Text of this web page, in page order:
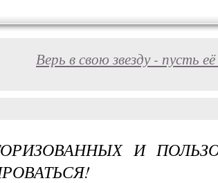
Верь в свою звезду - пусть
И